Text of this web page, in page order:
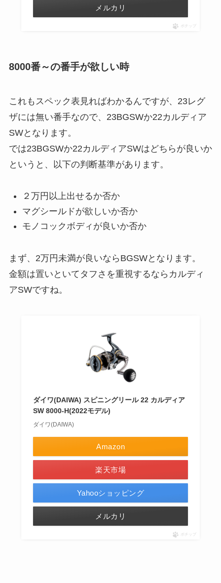
メルカリ
ポチップ
8000番～の番手が欲しい時
これもスペック表見ればわかるんですが、23レグ
ザには無い番手なので、23BGSWか22カルディア
SWとなります。
では23BGSWか22カルディアSWはどちらが良いか
というと、以下の判断基準があります。
２万円以上出せるか否か
マグシールドが欲しいか否か
モノコックボディが良いか否か
まず、2万円未満が良いならBGSWとなります。
金額は置いといてタフさを重視するならカルディ
アSWですね。
ダイワ(DAIWA) スピニングリール 22 カルディア
SW 8000-H(2022モデル)
ダイワ(DAIWA)
Amazon
楽天市場
Yahooショッピング
メルカリ
ポチップ